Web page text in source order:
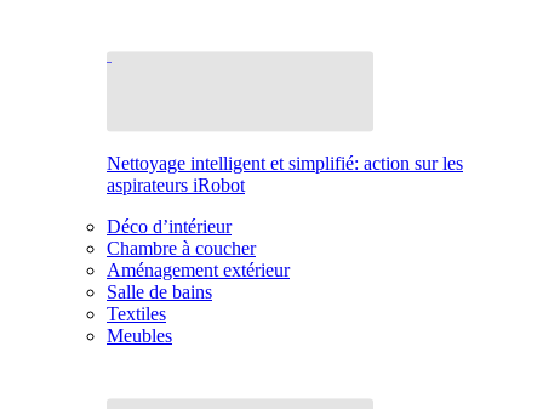
Nettoyage intelligent et simplifié: action sur les
aspirateurs iRobot
Déco d’intérieur
Chambre à coucher
Aménagement extérieur
Salle de bains
Textiles
Meubles